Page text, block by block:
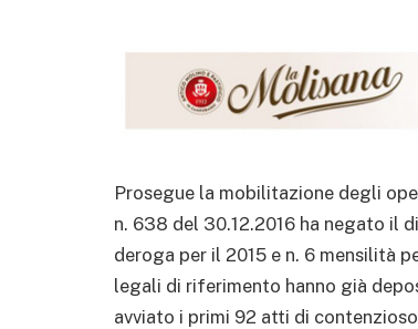
Prosegue la mobilitazione degli
n. 638 del 30.12.2016 ha negato il
deroga per il 2015 e n. 6 mensilità
legali di riferimento hanno già
avviato i primi 92 atti di